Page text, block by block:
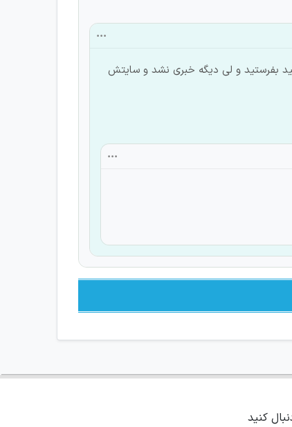
به مصاحبه رو پر کنید بفرستید و لی دیگه خبری نشد و سایتش
کنید